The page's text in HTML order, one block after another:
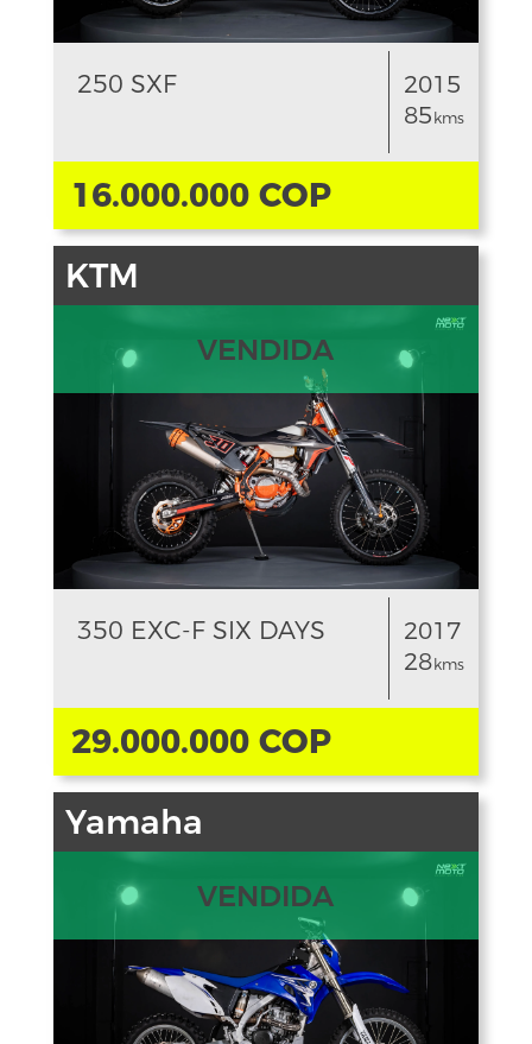
250 SXF
2015
85 kms
16.000.000 COP
KTM
VENDIDA
350 EXC-F SIX DAYS
2017
28 kms
29.000.000 COP
Yamaha
VENDIDA